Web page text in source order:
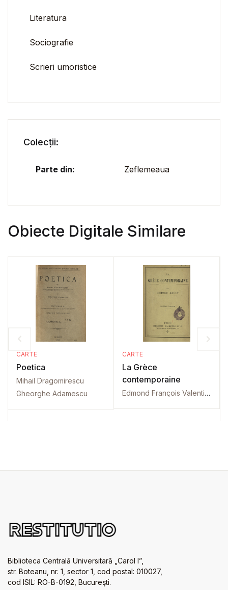
Literatura
Sociografie
Scrieri umoristice
Colecții:
Parte din: Zeflemeaua
Obiecte Digitale Similare
CARTE
Poetica
Mihail Dragomirescu
Gheorghe Adamescu
CARTE
La Grèce
contemporaine
Edmond François Valentin About
Biblioteca Centrală Universitară „Carol I”,
str. Boteanu, nr. 1, sector 1, cod postal: 010027,
cod ISIL: RO-B-0192, Bucureşti.